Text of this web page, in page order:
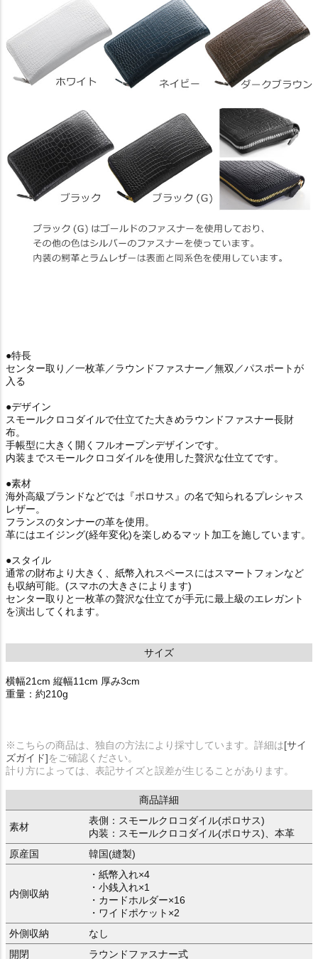
●特長
センター取り／一枚革／ラウンドファスナー／無双／パスポートが
入る
●デザイン
スモールクロコダイルで仕立てた大きめラウンドファスナー長財
布。
手帳型に大きく開くフルオープンデザインです。
内装までスモールクロコダイルを使用した贅沢な仕立てです。
●素材
海外高級ブランドなどでは『ポロサス』の名で知られるプレシャス
レザー。
フランスのタンナーの革を使用。
革にはエイジング(経年変化)を楽しめるマット加工を施しています。
●スタイル
通常の財布より大きく、紙幣入れスペースにはスマートフォンなど
も収納可能。(スマホの大きさによります)
センター取りと一枚革の贅沢な仕立てが手元に最上級のエレガント
を演出してくれます。
サイズ
横幅21cm 縦幅11cm 厚み3cm
重量：約210g
※こちらの商品は、独自の方法により採寸しています。詳細は[サイ
ズガイド]をご確認ください。
計り方によっては、表記サイズと誤差が生じることがあります。
商品詳細
素材
表側：スモールクロコダイル(ポロサス)
内装：スモールクロコダイル(ポロサス)、本革
原産国
韓国(縫製)
内側収納
・紙幣入れ×4
・小銭入れ×1
・カードホルダー×16
・ワイドポケット×2
外側収納
なし
開閉
ラウンドファスナー式